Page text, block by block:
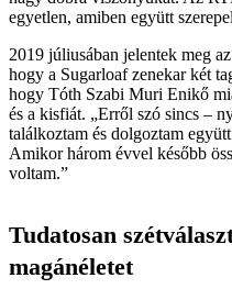
egyetlen, amiben együtt
2019 júliusában jelentek meg
hogy a Sugarloaf zenekar két
hogy Tóth Szabi Muri Enikő
és a kisfiát. „Erről szó sincs –
találkoztam és dolgoztam
Amikor három évvel később
voltam.”
Tudatosan
magánéletet